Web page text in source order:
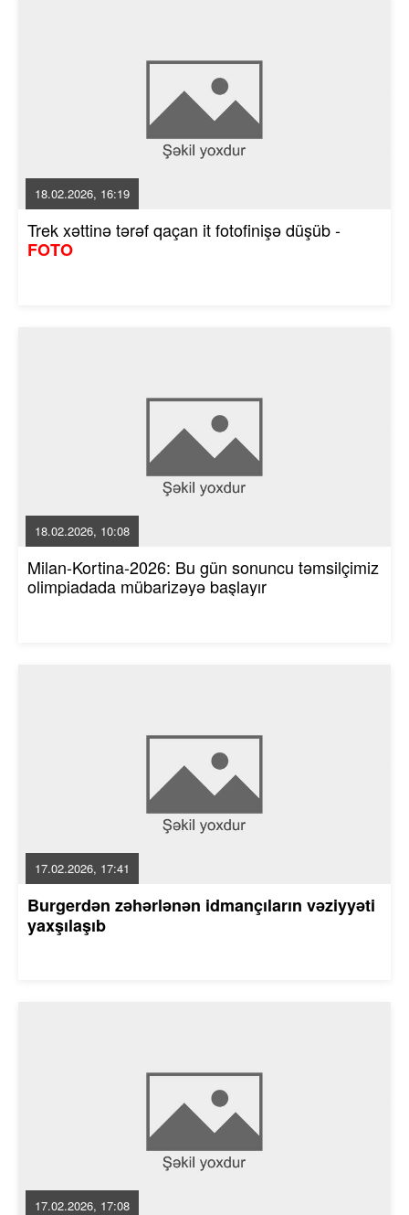
18.02.2026, 16:19
Trek xəttinə tərəf qaçan it fotofinişə düşüb -
FOTO
18.02.2026, 10:08
Milan-Kortina-2026: Bu gün sonuncu təmsilçimiz
olimpiadada mübarizəyə başlayır
17.02.2026, 17:41
Burgerdən zəhərlənən idmançıların vəziyyəti
yaxşılaşıb
17.02.2026, 17:08